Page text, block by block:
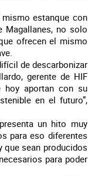
estanque con
Magallanes, no solo
ofrecen el mismo
de descarbonizar
gerente de HIF
hoy aportan con su
en el futuro”,
un hito muy
para eso diferentes
que sean producidos
para poder